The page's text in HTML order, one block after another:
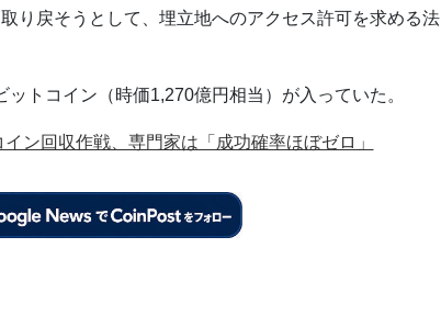
り戻そうとして、埋立地へのアクセス許可を求める法
トコイン（時価1,270億円相当）が入っていた。
ン回収作戦、専門家は「成功確率ほぼゼロ」